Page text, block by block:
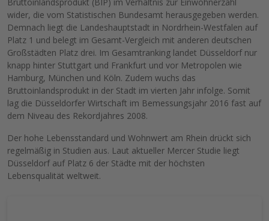
wider, die vom Statistischen Bundesamt herausgegeben werden.
Demnach liegt die Landeshauptstadt in Nordrhein-Westfalen auf
Platz 1 und belegt im Gesamt-Vergleich mit anderen deutschen
Großstädten Platz drei. Im Gesamtranking landet Düsseldorf nur
knapp hinter Stuttgart und Frankfurt und vor Metropolen wie
Hamburg, München und Köln. Zudem wuchs das
Bruttoinlandsprodukt in der Stadt im vierten Jahr infolge. Somit
lag die Düsseldorfer Wirtschaft im Bemessungsjahr 2016 fast auf
dem Niveau des Rekordjahres 2008.
Der hohe Lebensstandard und Wohnwert am Rhein drückt sich
regelmäßig in Studien aus. Laut aktueller Mercer Studie liegt
Düsseldorf auf Platz 6 der Städte mit der höchsten
Lebensqualität weltweit.